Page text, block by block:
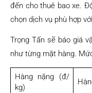
đến cho thuê bao xe.
chọn dịch vụ phù hợp
Trọng Tấn sẽ báo giá
như từng mặt hàng.
Hàng nặng (đ/
kg)